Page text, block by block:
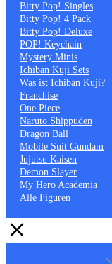
Bitty Pop! Singles
Bitty Pop! 4 Pack
Bitty Pop! Deluxe
POP! Keychain
Mystery Minis
Ichiban Kuji Sets
Was ist Ichiban Kuji?
Franchise
One Piece
Naruto Shippuden
Dragon Ball
Mobile Suit Gundam
Jujutsu Kaisen
Demon Slayer
My Hero Academia
Alle Figuren